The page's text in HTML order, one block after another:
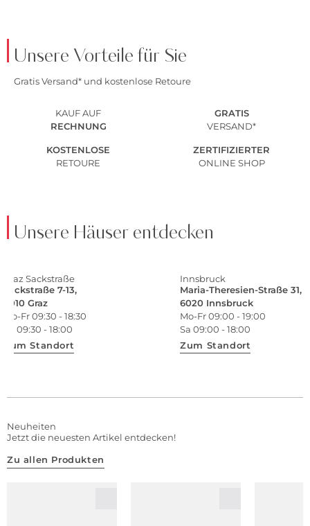
Unsere Vorteile für Sie
Gratis Versand* und kostenlose Retoure
KAUF AUF
RECHNUNG
GRATIS
VERSAND*
KOSTENLOSE
RETOURE
ZERTIFIZIERTER
ONLINE SHOP
Unsere Häuser entdecken
Graz Sackstraße
Sackstraße 7-13,
8010 Graz
Mo-Fr 09:30 - 18:30
Sa 09:30 - 18:00
Zum Standort
Innsbruck
Maria-Theresien-Straße 31,
6020 Innsbruck
Mo-Fr 09:00 - 19:00
Sa 09:00 - 18:00
Zum Standort
Neuheiten
Jetzt die neuesten Artikel entdecken!
Zu allen Produkten